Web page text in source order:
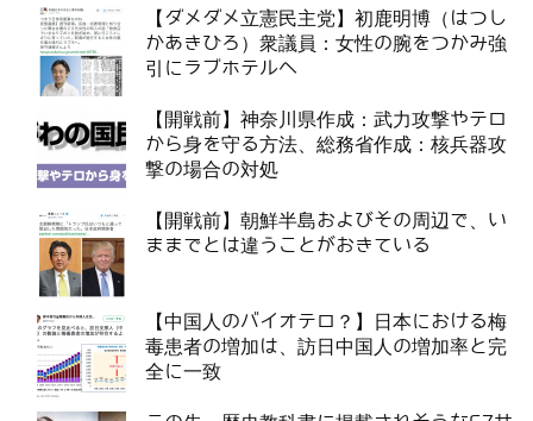
【ダメダメ立憲民主党】初鹿明博（はつし
かあきひろ）衆議員：女性の腕をつかみ強
引にラブホテルへ
【開戦前】神奈川県作成：武力攻撃やテロ
から身を守る方法、総務省作成：核兵器攻
撃の場合の対処
【開戦前】朝鮮半島およびその周辺で、い
ままでとは違うことがおきている
【中国人のバイオテロ？】日本における梅
毒患者の増加は、訪日中国人の増加率と完
全に一致